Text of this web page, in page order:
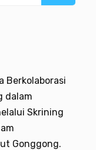
Berkolaborasi
dalam
Skrining
Gonggong.